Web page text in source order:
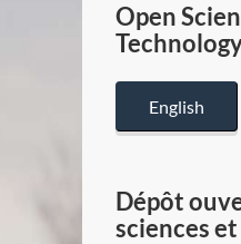
Open
English
Dépôt
sciences